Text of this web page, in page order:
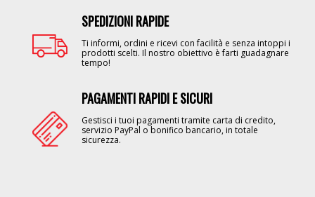
SPEDIZIONI RAPIDE
Ti informi, ordini e ricevi con facilità e senza intoppi i
prodotti scelti. Il nostro obiettivo è farti guadagnare
tempo!
PAGAMENTI RAPIDI E SICURI
Gestisci i tuoi pagamenti tramite carta di credito,
servizio PayPal o bonifico bancario, in totale
sicurezza.